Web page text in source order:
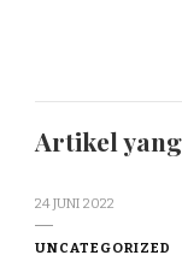
Artikel
24 JUNI 2022
UNCATEGORIZED